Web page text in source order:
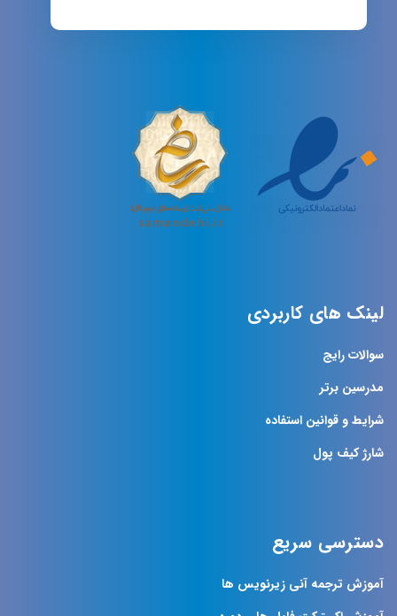
لینک های کاربردی
سوالات رایج
مدرسین برتر
شرایط و قوانین استفاده
شارژ کیف پول
دسترسی سریع
آموزش ترجمه آنی زیرنویس ها